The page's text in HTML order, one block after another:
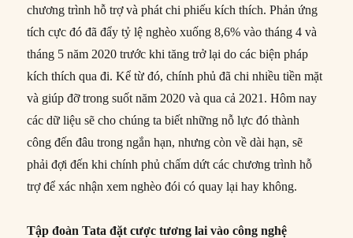
chương trình hỗ trợ và phát chi phiếu kích thích. Phản ứng
tích cực đó đã đẩy tỷ lệ nghèo xuống 8,6% vào tháng 4 và
tháng 5 năm 2020 trước khi tăng trở lại do các biện pháp
kích thích qua đi. Kể từ đó, chính phủ đã chi nhiều tiền mặt
và giúp đỡ trong suốt năm 2020 và qua cả 2021. Hôm nay
các dữ liệu sẽ cho chúng ta biết những nỗ lực đó thành
công đến đâu trong ngắn hạn, nhưng còn về dài hạn, sẽ
phải đợi đến khi chính phủ chấm dứt các chương trình hỗ
trợ để xác nhận xem nghèo đói có quay lại hay không.
Tập đoàn Tata đặt cược tương lai vào công nghệ